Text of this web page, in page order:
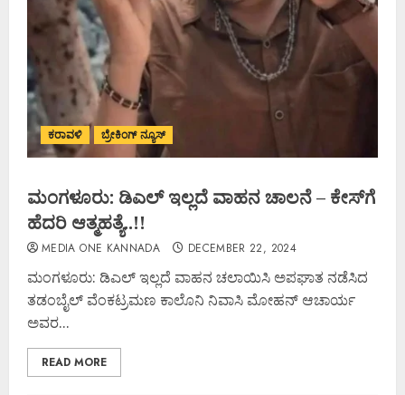
ಕರಾವಳಿ ಬ್ರೇಕಿಂಗ್ ನ್ಯೂಸ್
ಮಂಗಳೂರು: ಡಿಎಲ್ ಇಲ್ಲದೆ ವಾಹನ ಚಾಲನೆ – ಕೇಸ್‌ಗೆ
ಹೆದರಿ ಆತ್ಮಹತ್ಯೆ..!!
MEDIA ONE KANNADA DECEMBER 22, 2024
ಮಂಗಳೂರು: ಡಿಎಲ್ ಇಲ್ಲದೆ ವಾಹನ ಚಲಾಯಿಸಿ ಅಪಘಾತ ನಡೆಸಿದ
ತಡಂಬೈಲ್ ವೆಂಕಟ್ರಮಣ ಕಾಲೊನಿ ನಿವಾಸಿ ಮೋಹನ್ ಆಚಾರ್ಯ
ಅವರ...
READ MORE